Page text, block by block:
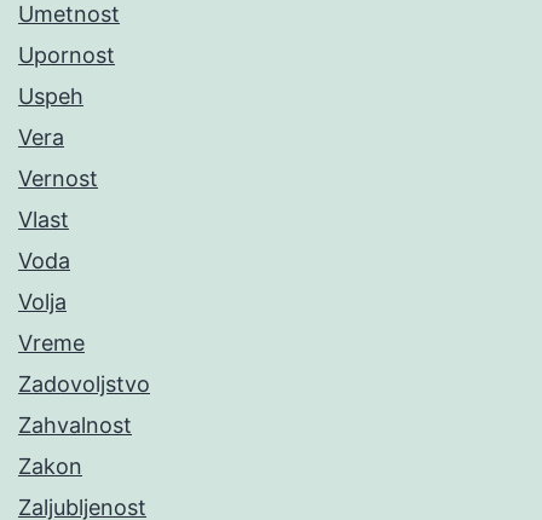
Umetnost
Upornost
Uspeh
Vera
Vernost
Vlast
Voda
Volja
Vreme
Zadovoljstvo
Zahvalnost
Zakon
Zaljubljenost